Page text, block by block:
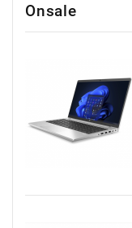
Onsale